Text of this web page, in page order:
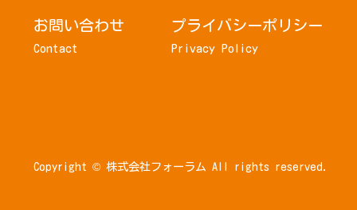
お問い合わせ
Contact
プライバシーポリシー
Privacy Policy
Copyright © 株式会社フォーラム All rights reserved.